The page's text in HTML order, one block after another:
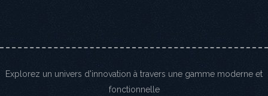
Explorez un univers d'innovation à travers une gamme moderne et
fonctionnelle